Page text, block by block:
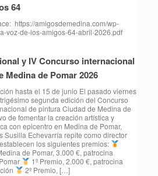
64
https://amigosdemedina.com/wp-
voz-de-los-amigos-64-abril-2026.pdf
y IV Concurso internacional
Medina de Pomar 2026
hasta el 15 de junio El pasado viernes
segunda edición del Concurso
de pintura Ciudad de Medina de
de fomentar la creación artística y
con epicentro en Medina de Pomar,
Susilla Echevarría repite como director
los siguientes premios:
de Pomar, 3.000 €, patrocina
1º Premio, 2.000 €, patrocina
2º Premio, […]